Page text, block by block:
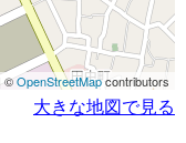
©OpenStreetMapcontributors
大きな地図で見る